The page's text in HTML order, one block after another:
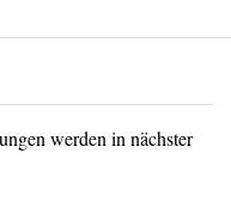
werden in nächster